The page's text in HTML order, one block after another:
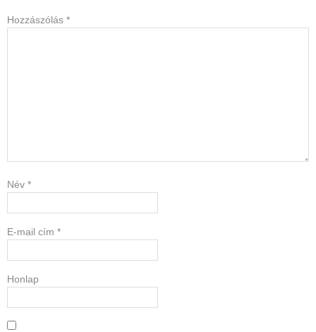
Hozzászólás *
Név *
E-mail cím *
Honlap